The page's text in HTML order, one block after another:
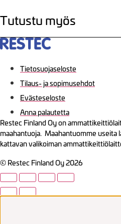
Tutustu myös
Tietosuojaseloste
Tilaus- ja sopimusehdot
Evästeseloste
Anna palautetta
Restec Finland Oy on
maahantuoja. Maahantuomme useita
kattavan valikoiman
© Restec Finland Oy 2026